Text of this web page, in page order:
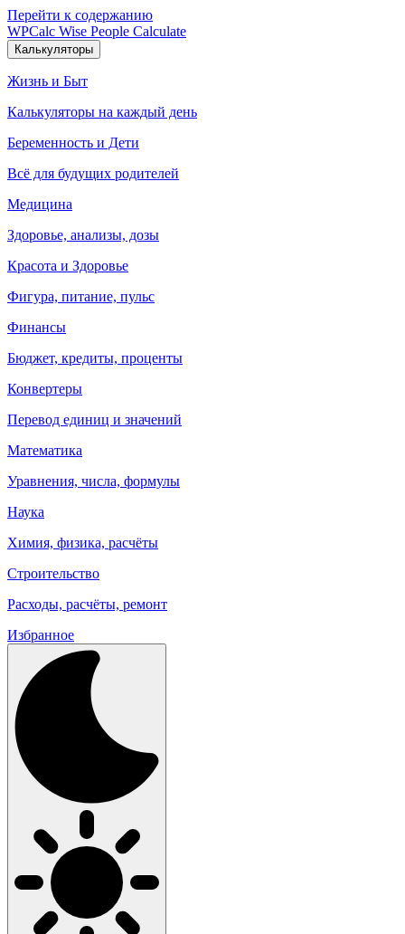
Перейти к содержанию
WPCalc Wise People Calculate
Калькуляторы
Жизнь и Быт
Калькуляторы на каждый день
Беременность и Дети
Всё для будущих родителей
Медицина
Здоровье, анализы, дозы
Красота и Здоровье
Фигура, питание, пульс
Финансы
Бюджет, кредиты, проценты
Конвертеры
Перевод единиц и значений
Математика
Уравнения, числа, формулы
Наука
Химия, физика, расчёты
Строительство
Расходы, расчёты, ремонт
Избранное